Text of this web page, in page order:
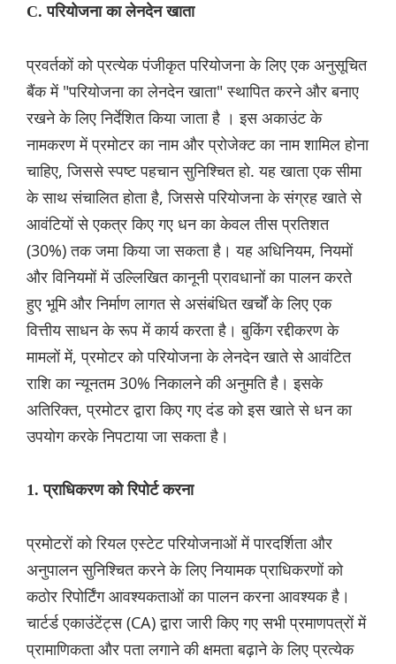
C. परियोजना का लेनदेन खाता
प्रवर्तकों को प्रत्येक पंजीकृत परियोजना के लिए एक अनुसूचित
बैंक में "परियोजना का लेनदेन खाता" स्थापित करने और बनाए
रखने के लिए निर्देशित किया जाता है । इस अकाउंट के
नामकरण में प्रमोटर का नाम और प्रोजेक्ट का नाम शामिल होना
चाहिए, जिससे स्पष्ट पहचान सुनिश्चित हो. यह खाता एक सीमा
के साथ संचालित होता है, जिससे परियोजना के संग्रह खाते से
आवंटियों से एकत्र किए गए धन का केवल तीस प्रतिशत
(30%) तक जमा किया जा सकता है। यह अधिनियम, नियमों
और विनियमों में उल्लिखित कानूनी प्रावधानों का पालन करते
हुए भूमि और निर्माण लागत से असंबंधित खर्चों के लिए एक
वित्तीय साधन के रूप में कार्य करता है। बुकिंग रद्दीकरण के
मामलों में, प्रमोटर को परियोजना के लेनदेन खाते से आवंटित
राशि का न्यूनतम 30% निकालने की अनुमति है। इसके
अतिरिक्त, प्रमोटर द्वारा किए गए दंड को इस खाते से धन का
उपयोग करके निपटाया जा सकता है।
1. प्राधिकरण को रिपोर्ट करना
प्रमोटरों को रियल एस्टेट परियोजनाओं में पारदर्शिता और
अनुपालन सुनिश्चित करने के लिए नियामक प्राधिकरणों को
कठोर रिपोर्टिंग आवश्यकताओं का पालन करना आवश्यक है।
चार्टर्ड एकाउंटेंट्स (CA) द्वारा जारी किए गए सभी प्रमाणपत्रों में
प्रामाणिकता और पता लगाने की क्षमता बढ़ाने के लिए प्रत्येक